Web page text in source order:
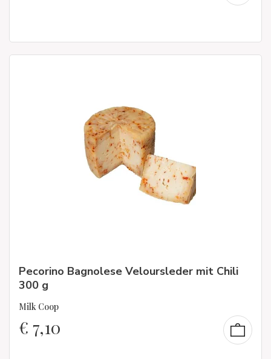
Pecorino Bagnolese Veloursleder mit Chili
300 g
Milk Coop
€ 7,10